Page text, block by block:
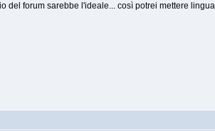
forum sarebbe l'ideale... così potrei mettere